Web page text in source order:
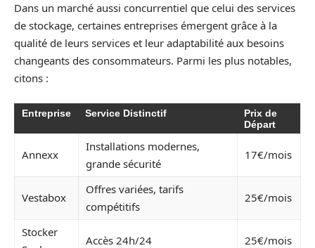
Dans un marché aussi concurrentiel que celui des services
de stockage, certaines entreprises émergent grâce à la
qualité de leurs services et leur adaptabilité aux besoins
changeants des consommateurs. Parmi les plus notables,
citons :
Entreprise Service Distinctif
Prix de
Départ
Annexx
Installations modernes,
grande sécurité
17€/mois
Vestabox
Offres variées, tarifs
compétitifs
25€/mois
Stocker
Accès 24h/24 25€/mois